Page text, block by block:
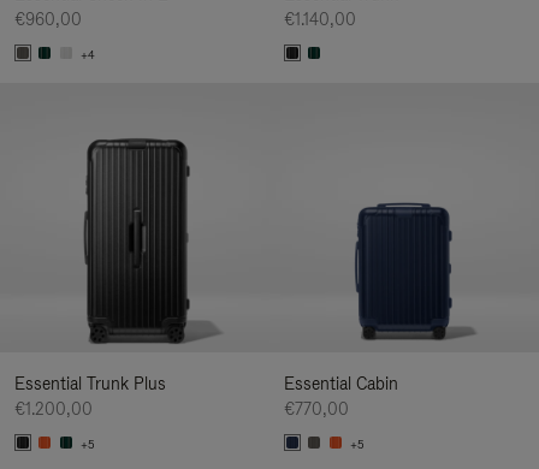
€960,00
+4
€1.140,00
Essential Trunk Plus
€1.200,00
+5
Essential Cabin
€770,00
+5